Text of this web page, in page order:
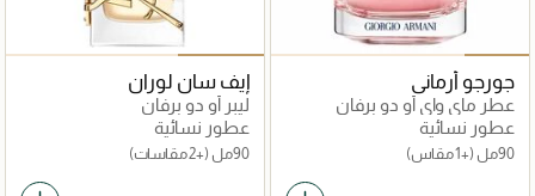
جورجو أرماني
عطر ماي واي أو دو برفان
عطور نسائية
90مل (+1 مقاس)
إيف سان لوران
ليبر أو دو برفان
عطور نسائية
90مل (+2 مقاسات)